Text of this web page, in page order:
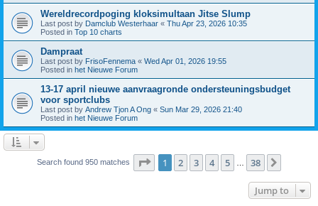
Wereldrecordpoging kloksimultaan Jitse Slump
Last post by Damclub Westerhaar « Thu Apr 23, 2026 10:35
Posted in Top 10 charts
Dampraat
Last post by FrisoFennema « Wed Apr 01, 2026 19:55
Posted in het Nieuwe Forum
13-17 april nieuwe aanvraagronde ondersteuningsbudget
voor sportclubs
Last post by Andrew Tjon A Ong « Sun Mar 29, 2026 21:40
Posted in het Nieuwe Forum
Search found 950 matches Page 1of 38
1 2 3 4 5 … 38
Jump to